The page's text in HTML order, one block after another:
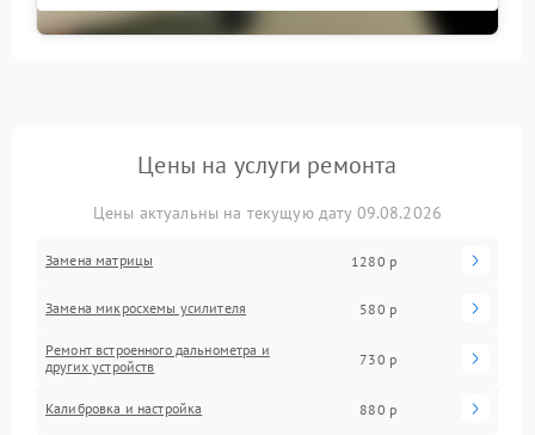
Цены на услуги ремонта
Цены актуальны на текущую дату 09.08.2026
Замена матрицы 1280 р
Замена микросхемы усилителя 580 р
Ремонт встроенного дальнометра и
других устройств
730 р
Калибровка и настройка 880 р